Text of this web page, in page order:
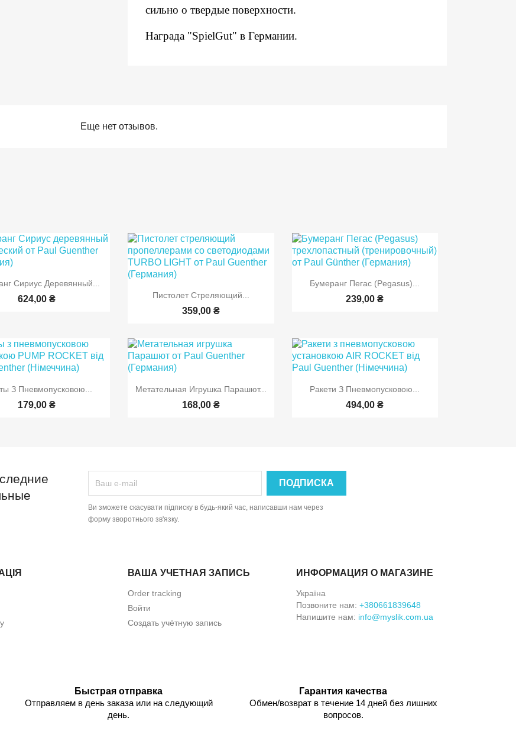
сильно о твердые поверхности.
Награда "SpielGut" в Германии.
Еще нет отзывов.
Быстрый просмотр
Сириус Деревянный...
624,00 ₴  Быстрый просмотр
Пистолет Стреляющий...
359,00 ₴
 Быстрый просмотр
Бумеранг Пегас (Pegasus)...
239,00 ₴
Быстрый просмотр
З Пневмопусковою...
179,00 ₴
 Быстрый просмотр
Метательная Игрушка Парашют...
168,00 ₴
 Быстрый просмотр
Ракети З Пневмопусковою...
494,00 ₴
Ви зможете скасувати підписку в будь-який час, написавши нам через
форму зворотнього зв'язку.
ВАША УЧЕТНАЯ ЗАПИСЬ
Order tracking
Войти
Создать учётную запись
ИНФОРМАЦИЯ О МАГАЗИНЕ
Україна
Позвоните нам: +380661839648
Напишите нам: info@myslik.com.ua
Быстрая отправка
Отправляем в день заказа или на следующий
день.
Гарантия качества
Обмен/возврат в течение 14 дней без лишних
вопросов.